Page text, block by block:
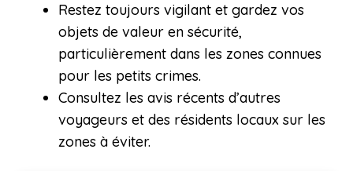
Restez toujours vigilant et gardez vos
objets de valeur en sécurité,
particulièrement dans les zones connues
pour les petits crimes.
Consultez les avis récents d’autres
voyageurs et des résidents locaux sur les
zones à éviter.